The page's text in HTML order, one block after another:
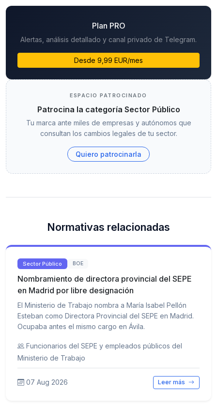
Plan PRO
Alertas, análisis detallado y canal privado de Telegram.
Desde 9,99 EUR/mes
ESPACIO PATROCINADO
Patrocina la categoría Sector Público
Tu marca ante miles de empresas y autónomos que
consultan los cambios legales de tu sector.
Quiero patrocinarla
Normativas relacionadas
Sector Público BOE
Nombramiento de directora provincial del SEPE
en Madrid por libre designación
El Ministerio de Trabajo nombra a María Isabel Pellón
Esteban como Directora Provincial del SEPE en Madrid.
Ocupaba antes el mismo cargo en Ávila.
Funcionarios del SEPE y empleados públicos del
Ministerio de Trabajo
07 Aug 2026 Leer más